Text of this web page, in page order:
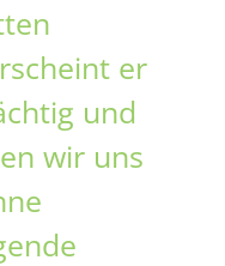
er
und
wir uns